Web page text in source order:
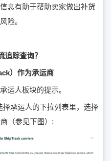
息有助于帮助卖家做出补货
险。
追踪查询？
）作为承运商
运人板块的提示。
承运人的下拉列表里，选择
（参见下图）: